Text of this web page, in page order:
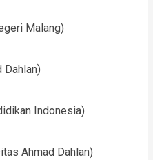
Malang)
Dahlan)
Indonesia)
Ahmad Dahlan)